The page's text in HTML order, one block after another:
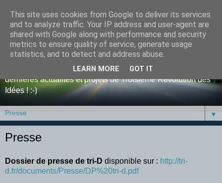
Blog de tri-D, la Troisième
Révolution des Idées
Bienvenue sur le blog de l'entreprise tri-D ! Retrouvez y nos
dernières actualités et projets de Troisième Révolution des
Idées ! :-)
▼
Presse
Dossier de presse de tri-D disponible sur : http://tri-
d.fr/documents/Presse/DP%20tri-d.pdf
This site uses cookies from Google to deliver its services
and to analyze traffic. Your IP address and user-agent are
shared with Google along with performance and security
metrics to ensure quality of service, generate usage
statistics, and to detect and address abuse.
LEARN MORE GOT IT